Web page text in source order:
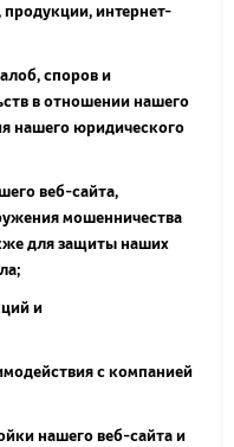
продукции, интернет-
споров и
в отношении нашего
нашего юридического
веб-сайта,
мошенничества
для защиты наших
и
с компанией
нашего веб-сайта и